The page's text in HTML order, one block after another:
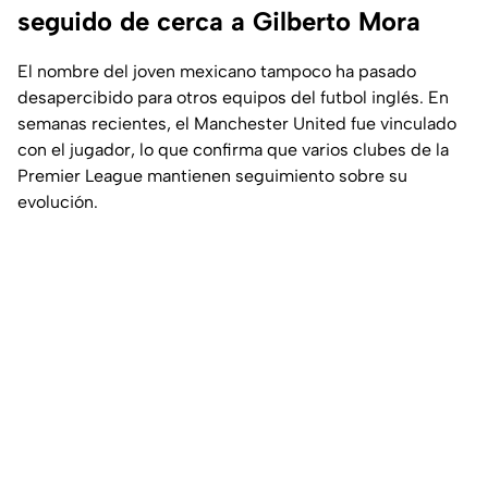
seguido de cerca a Gilberto Mora
El nombre del joven mexicano tampoco ha pasado
desapercibido para otros equipos del futbol inglés. En
semanas recientes, el Manchester United fue vinculado
con el jugador, lo que confirma que varios clubes de la
Premier League mantienen seguimiento sobre su
evolución.